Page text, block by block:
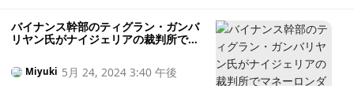
バイナンス幹部のティグラン・ガンバ
リヤン氏がナイジェリアの裁判所でマ
Miyuki 5月 24, 2024 3:40 午後